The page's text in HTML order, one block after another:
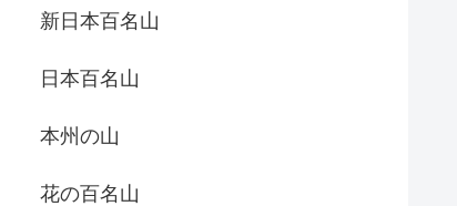
新日本百名山
日本百名山
本州の山
花の百名山